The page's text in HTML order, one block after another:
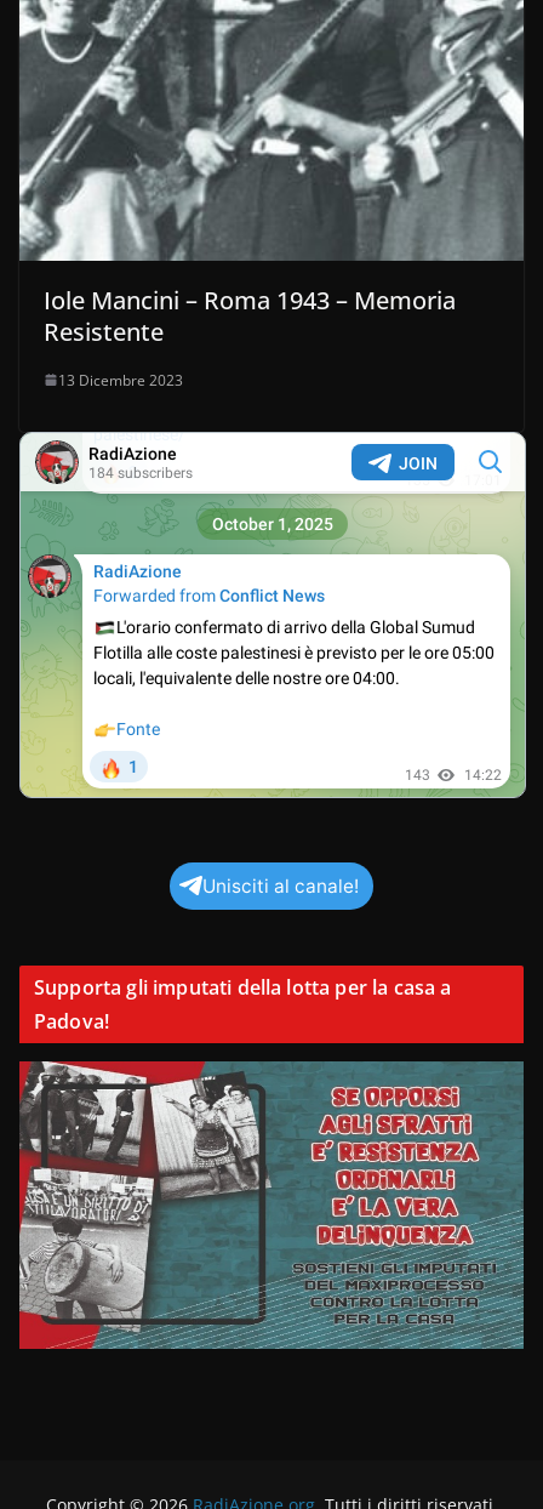
Iole Mancini – Roma 1943 – Memoria
Resistente
13 Dicembre 2023
Unisciti al canale!
Supporta gli imputati della lotta per la casa a
Padova!